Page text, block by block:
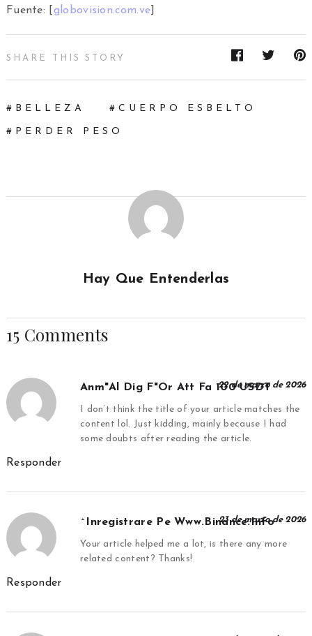
Fuente: [ globovision.com.ve
SHARE THIS STORY
BELLEZA CUERPO ESBELTO
PERDER PESO
Hay Que Entenderlas
15 Comments
Anm"al Dig F"or Att Fa 100 USDT
22 de marzo de 2026
I don’t think the title of your article matches the
content lol. Just kidding, mainly because I had
some doubts after reading the article.
Responder
^Inregistrare Pe Www.binance.info
23 de marzo de 2026
Your article helped me a lot, is there any more
related content? Thanks!
Responder